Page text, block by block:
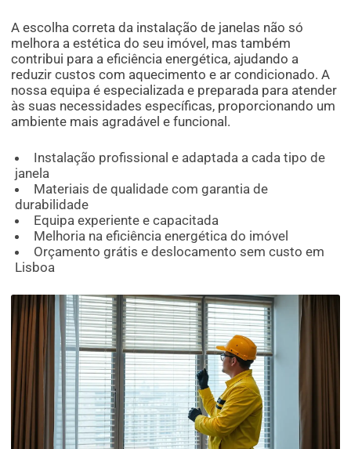
A escolha correta da instalação de janelas não só
melhora a estética do seu imóvel, mas também
contribui para a eficiência energética, ajudando a
reduzir custos com aquecimento e ar condicionado. A
nossa equipa é especializada e preparada para atender
às suas necessidades específicas, proporcionando um
ambiente mais agradável e funcional.
Instalação profissional e adaptada a cada tipo de
janela
Materiais de qualidade com garantia de
durabilidade
Equipa experiente e capacitada
Melhoria na eficiência energética do imóvel
Orçamento grátis e deslocamento sem custo em
Lisboa